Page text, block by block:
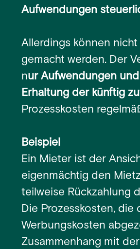
Aufwendungen
Allerdings können
gemacht werden. Der
nur Aufwendungen
Erhaltung der künftig
Prozesskosten
Beispiel
Ein Mieter ist der
eigenmächtig den
teilweise Rückzahlung
Die Prozesskosten, die
Werbungskosten
Zusammenhang mit